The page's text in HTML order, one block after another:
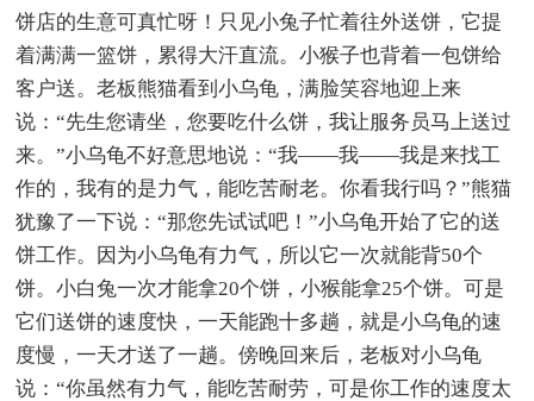
饼店的生意可真忙呀！只见小兔子忙着往外送饼，它提
着满满一篮饼，累得大汗直流。小猴子也背着一包饼给
客户送。老板熊猫看到小乌龟，满脸笑容地迎上来
说：“先生您请坐，您要吃什么饼，我让服务员马上送过
来。”小乌龟不好意思地说：“我——我——我是来找工
作的，我有的是力气，能吃苦耐老。你看我行吗？”熊猫
犹豫了一下说：“那您先试试吧！”小乌龟开始了它的送
饼工作。因为小乌龟有力气，所以它一次就能背50个
饼。小白兔一次才能拿20个饼，小猴能拿25个饼。可是
它们送饼的速度快，一天能跑十多趟，就是小乌龟的速
度慢，一天才送了一趟。傍晚回来后，老板对小乌龟
说：“你虽然有力气，能吃苦耐劳，可是你工作的速度太